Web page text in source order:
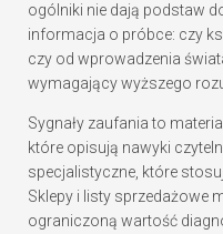
ogólniki nie dają podstaw
informacja o próbce: czy
czy od wprowadzenia
wymagający wyższego
Sygnały zaufania to
które opisują nawyki
specjalistyczne, które
Sklepy i listy sprzedażowe
ograniczoną wartość